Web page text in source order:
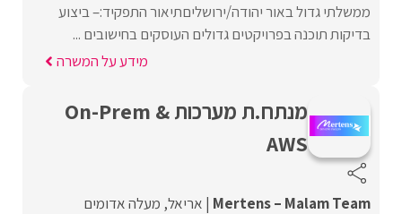
ממשלתי גדול באור יהודה/ירושליםתיאור התפקיד:– ביצוע
בדיקות תוכנה בפרויקטים גדולים העוסקים בחישובים ...
מידע על המשרה
מנתח.ת מערכות On-Prem &
AWS
Mertens – Malam Team אריאל מעלה אדומים